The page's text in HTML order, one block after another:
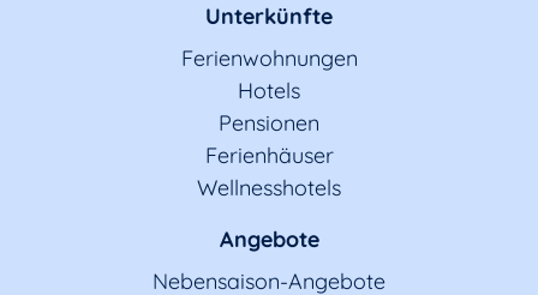
Unterkünfte
Ferienwohnungen
Hotels
Pensionen
Ferienhäuser
Wellnesshotels
Angebote
Nebensaison-Angebote